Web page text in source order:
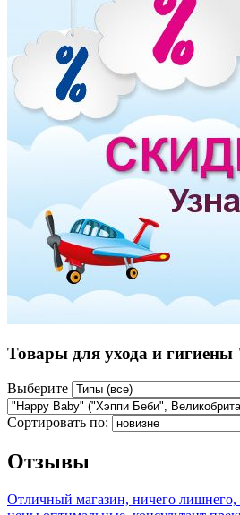
Товары для ухода и
Выберите
Сортировать по:
Отзывы
Отличный магазин, ничего лишнего,